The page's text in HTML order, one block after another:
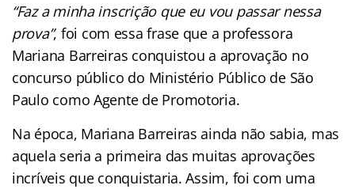
“Faz a minha inscrição que eu vou passar nessa
prova”, foi com essa frase que a professora
Mariana Barreiras conquistou a aprovação no
concurso público do Ministério Público de São
Paulo como Agente de Promotoria.
Na época, Mariana Barreiras ainda não sabia, mas
aquela seria a primeira das muitas aprovações
incríveis que conquistaria. Assim, foi com uma